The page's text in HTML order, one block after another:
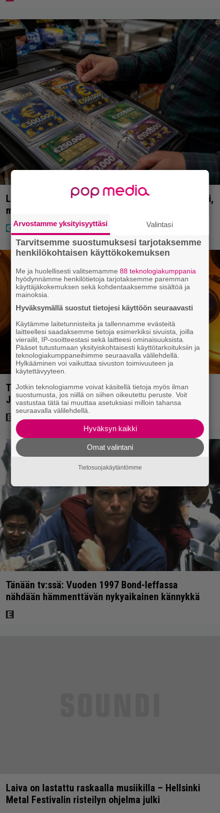
Lapset ostivat isälle lahjaksi arvan – päävoitto tuli,
mutta miten sitten kävikään
Tänään tv:ssä: Vuoden 2023 megaelokuva luottaa
Jason Stathamin karismaan
Tänään tv:ssä: Vuoden 1997 Bond-leffassa
nähdään hämmenttävän nykyaikainen kännykkä
Laiva on lastattu raskaalla musiikilla – Hellsinki
Metal Festivalin risteilyn ohjelma julki
Arvostamme yksityisyyttäsi Valintasi
Tarvitsemme suostumuksesi tarjotaksemme
henkilökohtaisen käyttökokemuksen
Me ja huolellisesti valitsemamme88 teknologiakumppania
hyödynnämme henkilötietoja tarjotaksemme paremman
käyttäjäkokemuksen sekä kohdentaaksemme sisältöä ja
mainoksia.
Hyväksymällä suostut tietojesi käyttöön seuraavasti
Käytämme laitetunnisteita ja tallennamme evästeitä
laitteellesi saadaksemme tietoja esimerkiksi sivuista, joilla
vierailit, IP-osoitteestasi sekä laitteesi ominaisuuksista.
Pääset tutustumaan yksityiskohtaisesti käyttötarkoituksiin ja
teknologiakumppaneihimme seuraavalla välilehdellä.
Hylkääminen voi vaikuttaa sivuston toimivuuteen ja
käytettävyyteen.
Jotkin teknologiamme voivat käsitellä tietoja myös ilman
suostumusta, jos niillä on siihen oikeutettu peruste. Voit
vastustaa tätä tai muuttaa asetuksiasi milloin tahansa
seuraavalla välilehdellä.
Hyväksyn kaikki
Omat valintani
Tietosuojakäytäntömme